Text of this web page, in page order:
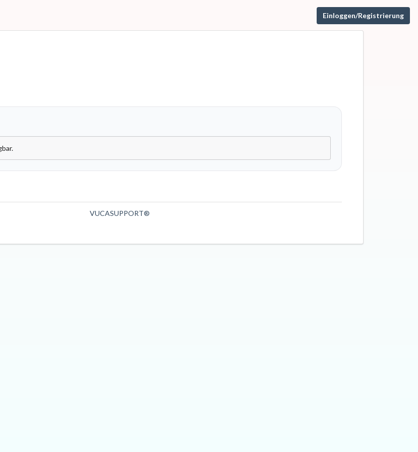
Einloggen/Registrierung
VUCASUPPORT®